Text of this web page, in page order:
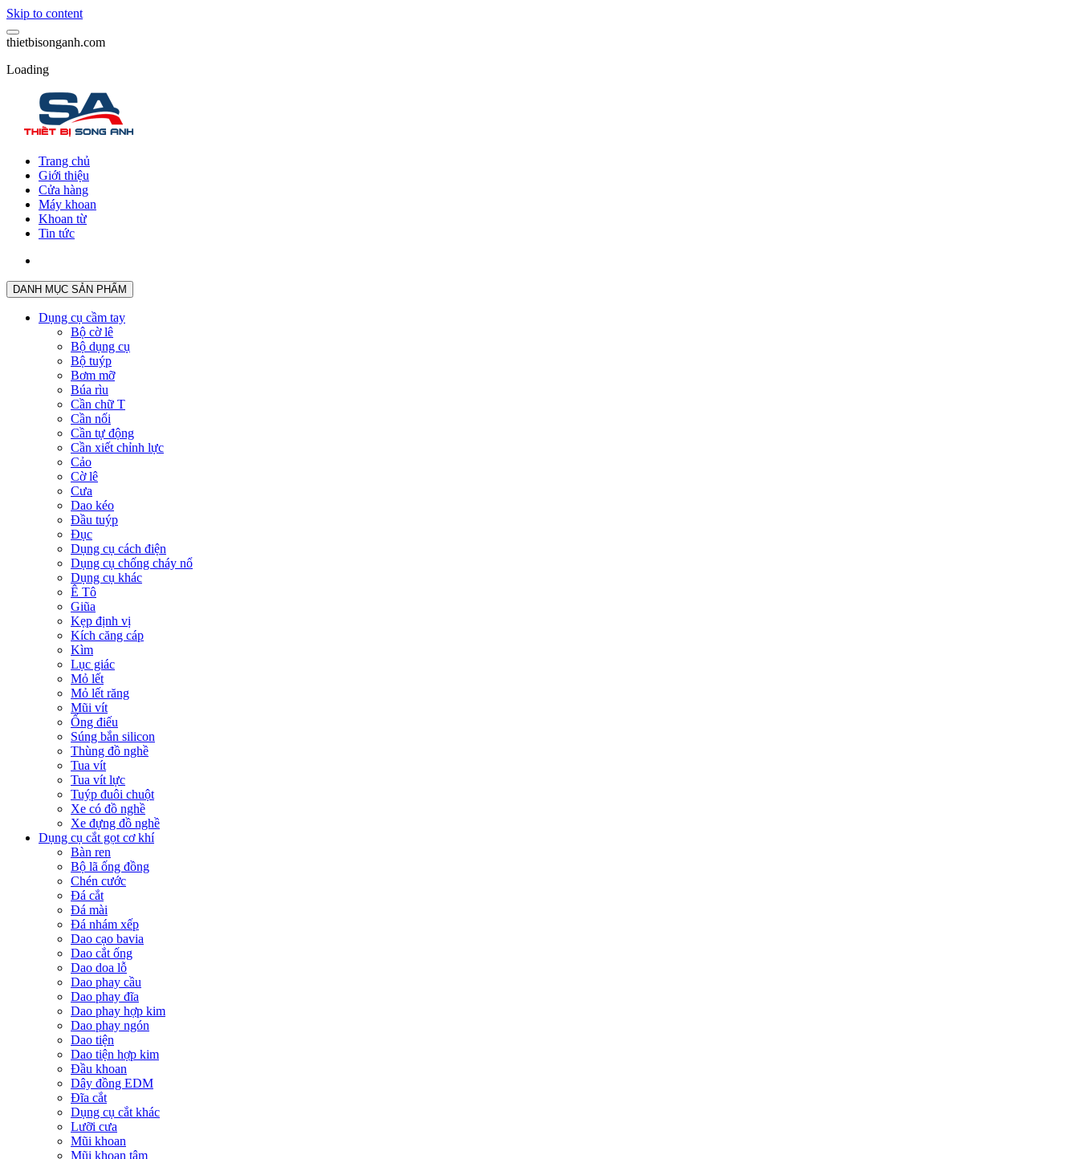
Skip to content
thietbisonganh.com
Loading
Trang chủ
Giới thiệu
Cửa hàng
Máy khoan
Khoan từ
Tin tức
DANH MỤC SẢN PHẨM
Dụng cụ cầm tay
Bộ cờ lê
Bộ dụng cụ
Bộ tuýp
Bơm mỡ
Búa rìu
Cần chữ T
Cần nối
Cần tự động
Cần xiết chỉnh lực
Cảo
Cờ lê
Cưa
Dao kéo
Đầu tuýp
Đục
Dụng cụ cách điện
Dụng cụ chống cháy nổ
Dụng cụ khác
Ê Tô
Giũa
Kẹp định vị
Kích căng cáp
Kìm
Lục giác
Mỏ lết
Mỏ lết răng
Mũi vít
Ống điếu
Súng bắn silicon
Thùng đồ nghề
Tua vít
Tua vít lực
Tuýp đuôi chuột
Xe có đồ nghề
Xe đựng đồ nghề
Dụng cụ cắt gọt cơ khí
Bàn ren
Bộ lã ống đồng
Chén cước
Đá cắt
Đá mài
Đá nhám xếp
Dao cạo bavia
Dao cắt ống
Dao doa lỗ
Dao phay cầu
Dao phay đĩa
Dao phay hợp kim
Dao phay ngón
Dao tiện
Dao tiện hợp kim
Đầu khoan
Dây đồng EDM
Đĩa cắt
Dụng cụ cắt khác
Lưỡi cưa
Mũi khoan
Mũi khoan tâm